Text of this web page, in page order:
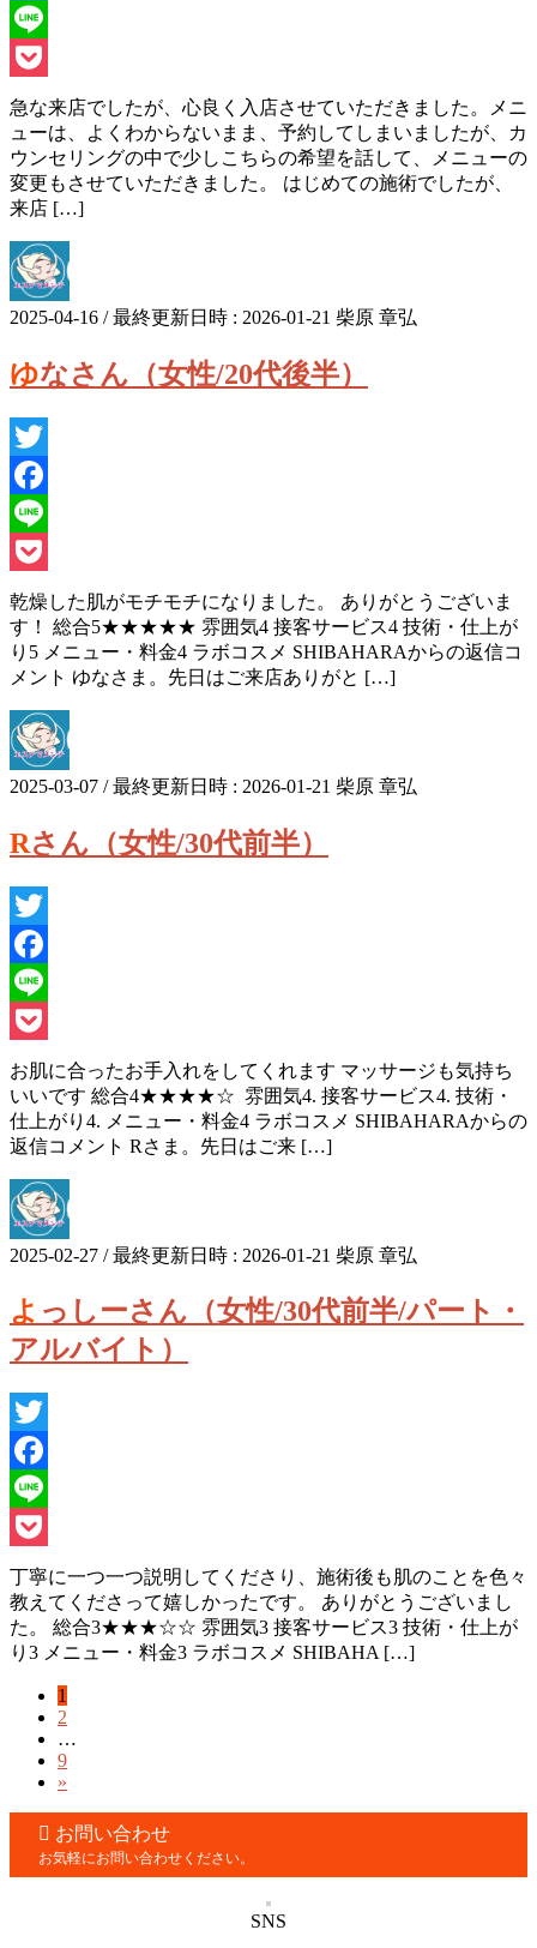
Facebook
Line
Pocket
急な来店でしたが、心良く入店させていただきました。メニ
ューは、よくわからないまま、予約してしまいましたが、カ
ウンセリングの中で少しこちらの希望を話して、メニューの
変更もさせていただきました。 はじめての施術でしたが、
来店 […]
2025-04-16 / 最終更新日時 : 2026-01-21 柴原 章弘
ゆなさん（女性/20代後半）
Twitter
Facebook
Line
Pocket
乾燥した肌がモチモチになりました。 ありがとうございま
す！ 総合5★★★★★ 雰囲気4 接客サービス4 技術・仕上が
り5 メニュー・料金4 ラボコスメ SHIBAHARAからの返信コ
メント ゆなさま。先日はご来店ありがと […]
2025-03-07 / 最終更新日時 : 2026-01-21 柴原 章弘
Rさん（女性/30代前半）
Twitter
Facebook
Line
Pocket
お肌に合ったお手入れをしてくれます マッサージも気持ち
いいです 総合4★★★★☆ 雰囲気4. 接客サービス4. 技術・
仕上がり4. メニュー・料金4 ラボコスメ SHIBAHARAからの
返信コメント Rさま。先日はご来 […]
2025-02-27 / 最終更新日時 : 2026-01-21 柴原 章弘
よっしーさん（女性/30代前半/パート・
アルバイト）
Twitter
Facebook
Line
Pocket
丁寧に一つ一つ説明してくださり、施術後も肌のことを色々
教えてくださって嬉しかったです。 ありがとうございまし
た。 総合3★★★☆☆ 雰囲気3 接客サービス3 技術・仕上が
り3 メニュー・料金3 ラボコスメ SHIBAHA […]
ペ
固
定
ペ
ー
ジ
1
固
定
ペ
ー
ジ
2
…
固
定
ペ
ー
ジ
9
»
お問い合わせ
お気軽にお問い合わせください。
SNS